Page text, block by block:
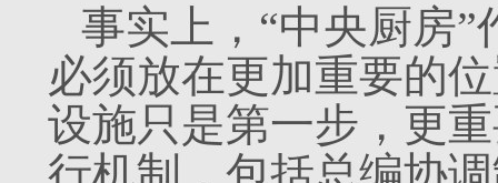
事实上，“中央厨房
必须放在更加重要的
设施只是第一步，更